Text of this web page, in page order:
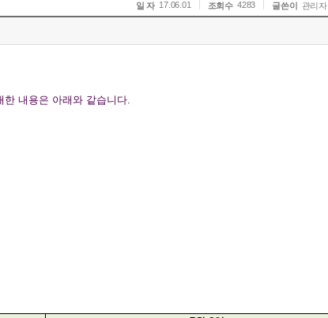
일 자 17.06.01 조회수 4283 글쓴이 관리자
한 내용은 아래와 같습니다.